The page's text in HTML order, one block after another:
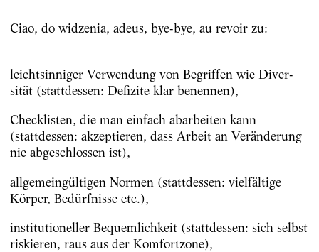
Ciao, do widzenia, adeus, bye-bye, au revoir zu:
leichtsinniger Verwendung von Begriffen wie Diver­
sität (stattdessen: Defizite klar benennen),
Checklisten, die man einfach abarbeiten kann
(stattdessen: akzeptieren, dass Arbeit an Veränderung
nie abgeschlos­sen ist),
allgemeingültigen Normen (stattdessen: vielfältige
Körper, Bedürfnisse etc.),
institutioneller Bequemlichkeit (stattdessen: sich selbst
riskieren, raus aus der Komfortzone),